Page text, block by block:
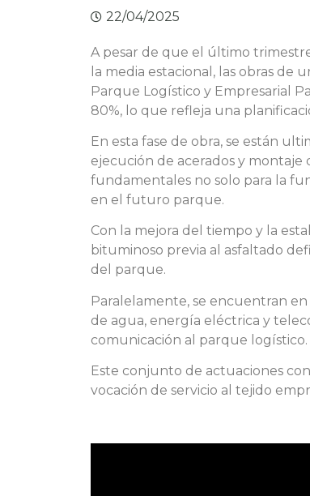
22/04/2025
A pesar de que el último
la media estacional, las obras de
Parque Logístico y Empresarial
80%, lo que refleja una
En esta fase de obra, se están
ejecución de acerados y
fundamentales no solo para la
en el futuro parque.
Con la mejora del tiempo y la
bituminoso previa al asfaltado
del parque.
Paralelamente, se encuentran
de agua, energía eléctrica y
comunicación al parque logístico.
Este conjunto de actuaciones
vocación de servicio al tejido